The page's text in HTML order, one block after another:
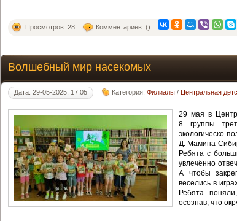
Просмотров: 28 Комментариев: ()
Волшебный мир насекомых
Дата: 29-05-2025, 17:05 Категория:Филиалы /Центральная
29 мая в
8 группы
Д. Мамина-
Ребята с
увлечённо
А чтобы
веселись в
Ребята
осознав, что